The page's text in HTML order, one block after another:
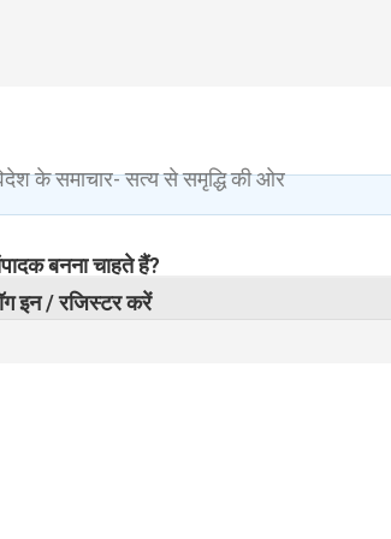
के समाचार- सत्य से समृद्धि की ओर
बनना चाहते हैं?
इन / रजिस्टर करें